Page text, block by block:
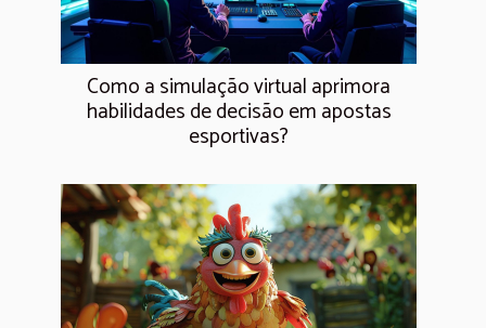
Como a simulação virtual aprimora
habilidades de decisão em apostas
esportivas?